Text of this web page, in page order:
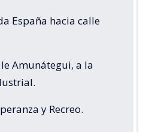
España hacia calle
Amunátegui, a la
y Recreo.